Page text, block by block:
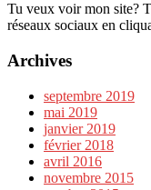
Tu veux voir mon site?
réseaux sociaux en
Archives
septembre 2019
mai 2019
janvier 2019
février 2018
avril 2016
novembre 2015